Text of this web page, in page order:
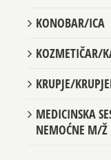
KONOBAR/ICA
KOZMETIČAR/
KRUPJE/
MEDICINSKA
NEMOĆNE M/Ž